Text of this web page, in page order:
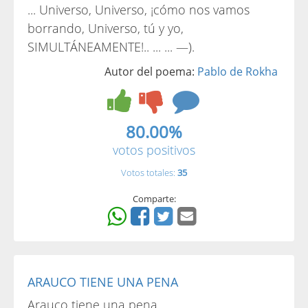
... Universo, Universo, ¡cómo nos vamos
borrando, Universo, tú y yo,
SIMULTÁNEAMENTE!.. ... ... —).
Autor del poema: Pablo de Rokha
80.00%
votos positivos
Votos totales: 35
Comparte:
ARAUCO TIENE UNA PENA
Arauco tiene una pena